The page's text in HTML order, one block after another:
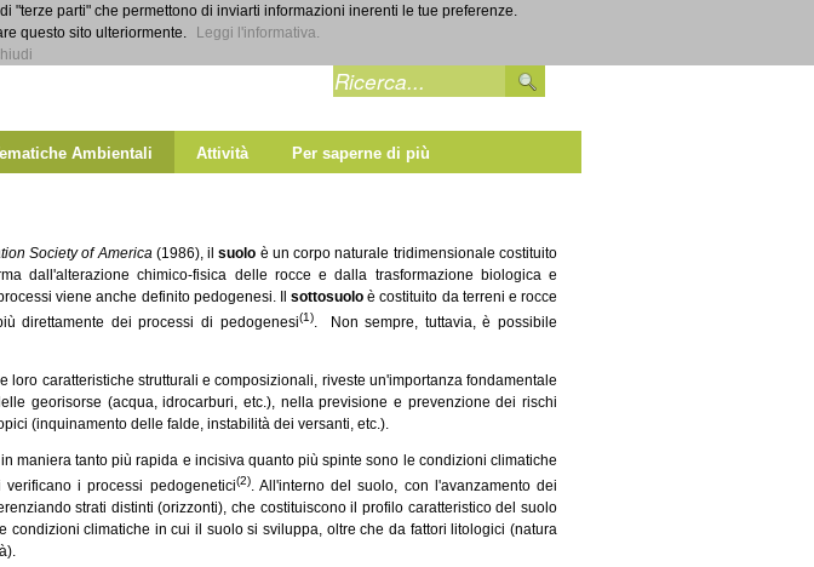
Ambientali Attività Per saperne di più
Society of America (1986), ilsuolo è un corpo naturale tridimensionale costituito
dall'alterazione chimico-fisica delle rocce e dalla trasformazione biologica e
viene anche definito pedogenesi. Ilsottosuolo è costituito da terreni e rocce
direttamente dei processi di pedogenesi(1). Non sempre, tuttavia, è possibile
loro caratteristiche strutturali e composizionali, riveste un'importanza fondamentale
georisorse (acqua, idrocarburi, etc.), nella previsione e prevenzione dei rischi
(inquinamento delle falde, instabilità dei versanti, etc.).
maniera tanto più rapida e incisiva quanto più spinte sono le condizioni climatiche
i processi pedogenetici(2). All'interno del suolo, con l'avanzamento dei
strati distinti (orizzonti), che costituiscono il profilo caratteristico del suolo
condizioni climatiche in cui il suolo si sviluppa, oltre che da fattori litologici (natura
"terze parti" che permettono di inviarti informazioni inerenti le tue preferenze.
questo sito ulteriormente.
Leggi l'informativa.